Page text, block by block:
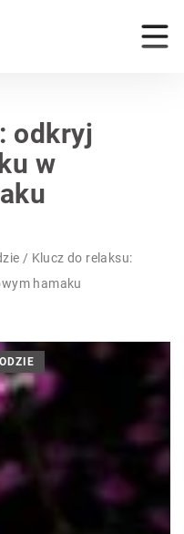
odkryj
w
/ Klucz do relaksu:
hamaku